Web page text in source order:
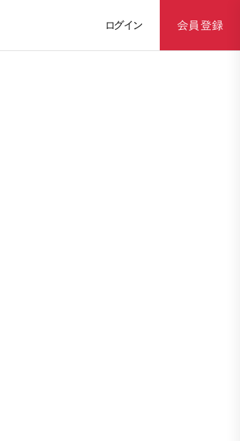
ログイン 会員登録